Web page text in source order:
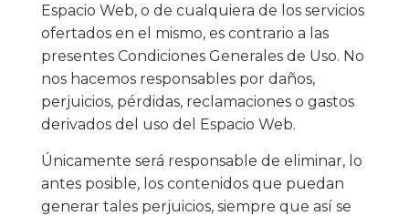
Espacio Web, o de cualquiera de los servicios
ofertados en el mismo, es contrario a las
presentes Condiciones Generales de Uso. No
nos hacemos responsables por daños,
perjuicios, pérdidas, reclamaciones o gastos
derivados del uso del Espacio Web.
Únicamente será responsable de eliminar, lo
antes posible, los contenidos que puedan
generar tales perjuicios, siempre que así se